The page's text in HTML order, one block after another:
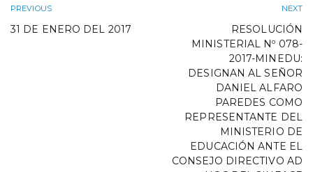
PREVIOUS
31 DE ENERO DEL 2017
NEXT
RESOLUCIÓN
MINISTERIAL Nº 078-
2017-MINEDU:
DESIGNAN AL SEÑOR
DANIEL ALFARO
PAREDES COMO
REPRESENTANTE DEL
MINISTERIO DE
EDUCACIÓN ANTE EL
CONSEJO DIRECTIVO AD